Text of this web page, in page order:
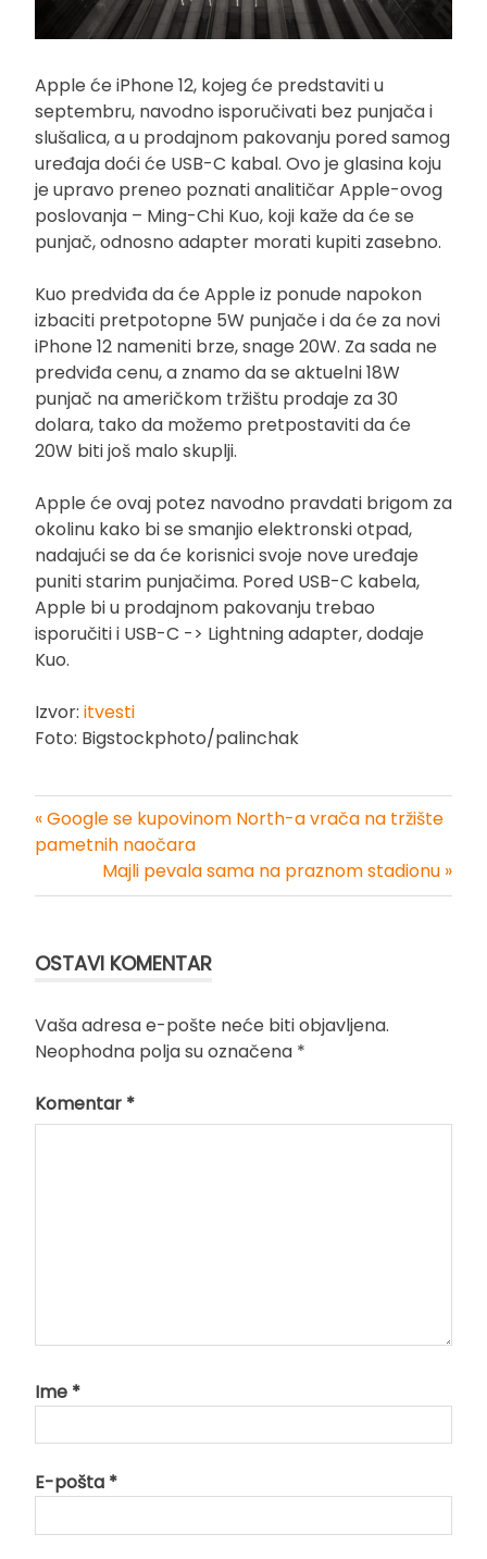
Apple će iPhone 12, kojeg će predstaviti u
septembru, navodno isporučivati bez punjača i
slušalica, a u prodajnom pakovanju pored samog
uređaja doći će USB-C kabal. Ovo je glasina koju
je upravo preneo poznati analitičar Apple-ovog
poslovanja – Ming-Chi Kuo, koji kaže da će se
punjač, odnosno adapter morati kupiti zasebno.
Kuo predviđa da će Apple iz ponude napokon
izbaciti pretpotopne 5W punjače i da će za novi
iPhone 12 nameniti brze, snage 20W. Za sada ne
predviđa cenu, a znamo da se aktuelni 18W
punjač na američkom tržištu prodaje za 30
dolara, tako da možemo pretpostaviti da će
20W biti još malo skuplji.
Apple će ovaj potez navodno pravdati brigom za
okolinu kako bi se smanjio elektronski otpad,
nadajući se da će korisnici svoje nove uređaje
puniti starim punjačima. Pored USB-C kabela,
Apple bi u prodajnom pakovanju trebao
isporučiti i USB-C -> Lightning adapter, dodaje
Kuo.
Izvor: itvesti
Foto: Bigstockphoto/palinchak
Kretanje
članka
« Google se kupovinom North-a vrača na tržište
pametnih naočara
Majli pevala sama na praznom stadionu »
OSTAVI KOMENTAR
Vaša adresa e-pošte neće biti objavljena.
Neophodna polja su označena *
Komentar *
Ime *
E-pošta *